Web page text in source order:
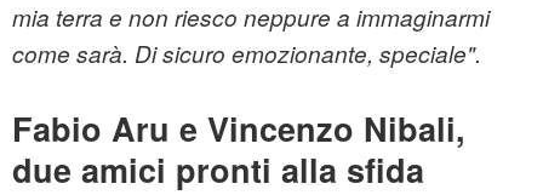
mia terra e non riesco neppure a immaginarmi
come sarà. Di sicuro emozionante, speciale".
Fabio Aru e Vincenzo Nibali,
due amici pronti alla sfida